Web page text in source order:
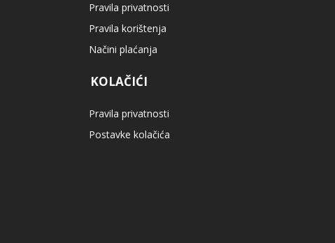
Pravila privatnosti
Pravila korištenja
Načini plaćanja
KOLAČIĆI
Pravila privatnosti
Postavke kolačića